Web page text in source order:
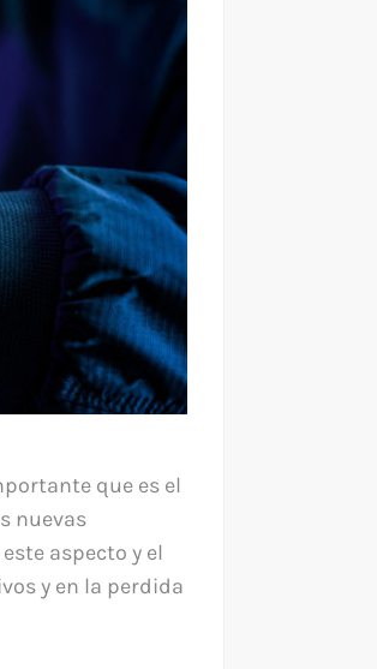
que es el
nuevas
aspecto y el
y en la perdida